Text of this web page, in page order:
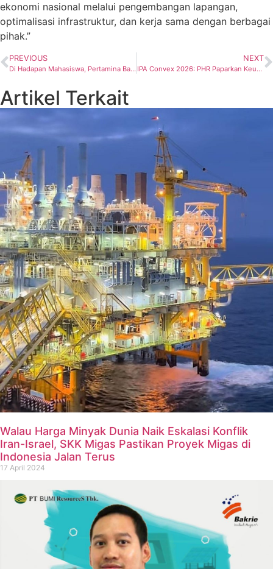
ekonomi nasional melalui pengembangan lapangan,
optimalisasi infrastruktur, dan kerja sama dengan berbagai
pihak.”
PREVIOUS
Di Hadapan Mahasiswa, Pertamina Bagikan Strategi Jaga Ketahanan Energi
NEXT
IPA Convex 2026: PHR Paparkan Keunggulan Operasi dan Inovasi untuk Mencapai Prestasi Produksi Regional 1 Sumatra
Artikel Terkait
Walau Harga Minyak Dunia Naik Eskalasi Konflik
Iran-Israel, SKK Migas Pastikan Proyek Migas di
Indonesia Jalan Terus
17 April 2024